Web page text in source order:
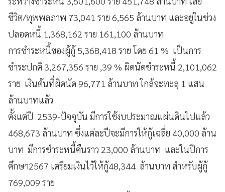
ชีวิต/ทุพพลภาพ 73,041 ราย 6,565 ล้านบาท และอยู่ในช่วง
ปลอดหนี้ 1,368,162 ราย 161,100 ล้านบาท
การชำระหนี้ของผู้กู้ 5,368,418 ราย โดย 61 % เป็นการ
ชำระปกติ 3,267,356 ราย ,39 % ผิดนัดชำระหนี้ 2,101,062
ราย เงินต้นที่ผิดนัด 96,771 ล้านบาท ใกล้จะทะลุ 1 แสน
ล้านบาทแล้ว
ตั้งแต่ปี 2539-ปัจจุบัน มีการใช้งบประมาณแผ่นดินไปแล้ว
468,673 ล้านบาท ซึ่งแต่ละปีจะมีการให้กู้เฉลี่ย 40,000 ล้าน
บาท มีการชำระหนี้คืนราว 23,000 ล้านบาท และในปีการ
ศึกษา2567 เตรียมเงินไว้ให้กู้48,344 ล้านบาท สำหรับผู้กู้
769,009 ราย